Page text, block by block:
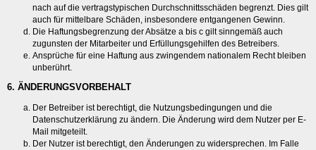
nach auf die vertragstypischen Durchschnittsschäden begrenzt. Dies gilt
auch für mittelbare Schäden, insbesondere entgangenen Gewinn.
Die Haftungsbegrenzung der Absätze a bis c gilt sinngemäß auch
zugunsten der Mitarbeiter und Erfüllungsgehilfen des Betreibers.
Ansprüche für eine Haftung aus zwingendem nationalem Recht bleiben
unberührt.
6. ÄNDERUNGSVORBEHALT
Der Betreiber ist berechtigt, die Nutzungsbedingungen und die
Datenschutzerklärung zu ändern. Die Änderung wird dem Nutzer per E-
Mail mitgeteilt.
Der Nutzer ist berechtigt, den Änderungen zu widersprechen. Im Falle